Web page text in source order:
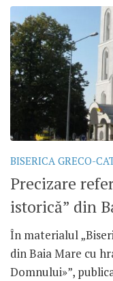
BISERICA GRECO-
Precizare
istorică” din
În materialul
din Baia Mare cu
Domnului»”,